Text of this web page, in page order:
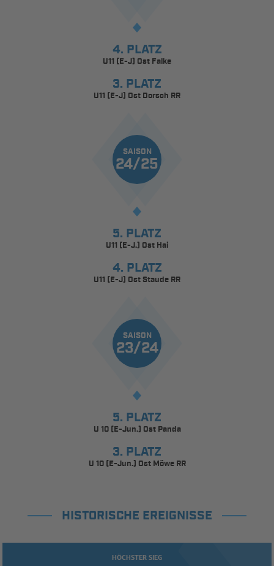
4. PLATZ
U11 (E-J) Ost Falke
3. PLATZ
U11 (E-J) Ost Dorsch RR
SAISON
24/25
5. PLATZ
U11 (E-J.) Ost Hai
4. PLATZ
U11 (E-J) Ost Staude RR
SAISON
23/24
5. PLATZ
U 10 (E-Jun.) Ost Panda
3. PLATZ
U 10 (E-Jun.) Ost Möwe RR
HISTORISCHE EREIGNISSE
HÖCHSTER SIEG